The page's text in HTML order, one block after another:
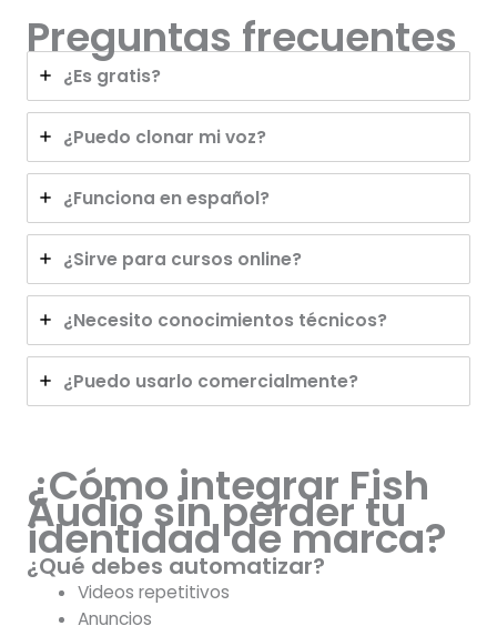
Preguntas frecuentes
¿Es gratis?
¿Puedo clonar mi voz?
¿Funciona en español?
¿Sirve para cursos online?
¿Necesito conocimientos técnicos?
¿Puedo usarlo comercialmente?
¿Cómo integrar Fish
Audio sin perder tu
identidad de marca?
¿Qué debes automatizar?
Videos repetitivos
Anuncios